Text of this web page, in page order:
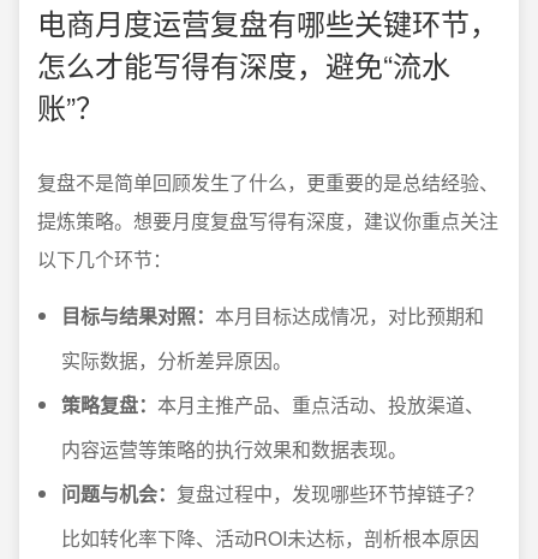
电商月度运营复盘有哪些关键环节，
怎么才能写得有深度，避免“流水
账”？
复盘不是简单回顾发生了什么，更重要的是总结经验、
提炼策略。想要月度复盘写得有深度，建议你重点关注
以下几个环节：
目标与结果对照： 本月目标达成情况，对比预期和
实际数据，分析差异原因。
策略复盘： 本月主推产品、重点活动、投放渠道、
内容运营等策略的执行效果和数据表现。
问题与机会： 复盘过程中，发现哪些环节掉链子？
比如转化率下降、活动ROI未达标，剖析根本原因